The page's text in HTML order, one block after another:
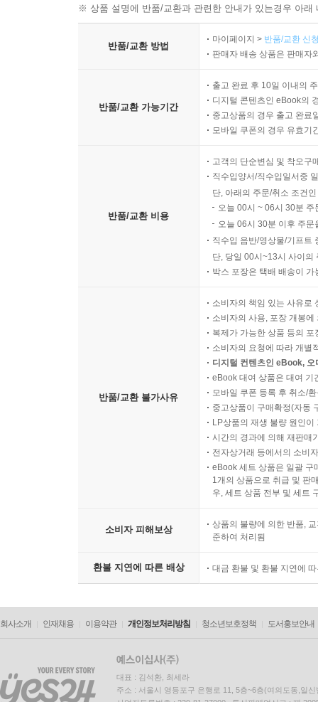
※ 상품 설명에 반품/교환과 관련한 안내가 있는경우 아
반품/교환 방법
마이페이지 > 반품/교환 신
판매자 배송 상품은 판매자
반품/교환 가능기간
출고 완료 후 10일 이내의
디지털 콘텐츠인 eBook의
중고상품의 경우 출고 완료
모바일 쿠폰의 경우 유효기
반품/교환 비용
고객의 단순변심 및 착오구
직수입양서/직수입일서중
단, 아래의 주문/취소 조건
오늘 00시 ~ 06시 30분
오늘 06시 30분 이후 주
직수입 음반/영상물/기프트
단, 당일 00시~13시 사이의
박스 포장은 택배 배송이
반품/교환 불가사유
소비자의 책임 있는 사유로
소비자의 사용, 포장 개봉
복제가 가능한 상품 등의
소비자의 요청에 따라 개별
디지털 컨텐츠인 eBook,
eBook 대여 상품은 대여 기
모바일 쿠폰 등록 후 취소/
중고상품이 구매확정(자동
LP상품의 재생 불량 원인
시간의 경과에 의해 재판매
전자상거래 등에서의 소비
eBook 세트 상품은 일괄 구
1개의 상품으로 취급 및 판
우, 세트 상품 전부 및 세트
소비자 피해보상
상품의 불량에 의한 반품,
준하여 처리됨
환불 지연에 따른 배상 대금 환불 및 환불 지연에
회사소개 인재채용 이용약관 개인정보처리방침 청소년보호정책 도서홍보안내
대표 : 김석환, 최세라
주소 : 서울시 영등포구 은행로 11, 5층~6층(여의도동,일신